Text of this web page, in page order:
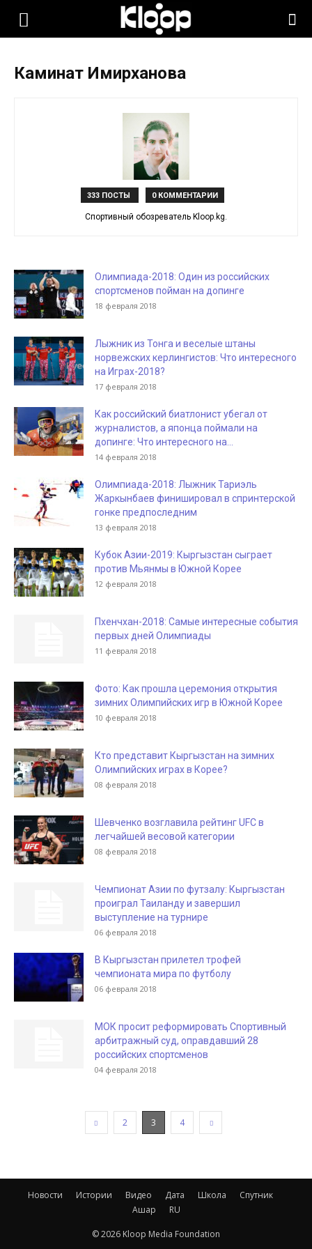
KLOOP.KG
Каминат Имирханова
333 ПОСТЫ 0 КОММЕНТАРИИ
Спортивный обозреватель Kloop.kg.
Олимпиада-2018: Один из российских
спортсменов пойман на допинге
18 февраля 2018
Лыжник из Тонга и веселые штаны
норвежских керлингистов: Что интересного
на Играх-2018?
17 февраля 2018
Как российский биатлонист убегал от
журналистов, а японца поймали на
допинге: Что интересного на...
14 февраля 2018
Олимпиада-2018: Лыжник Тариэль
Жаркынбаев финишировал в спринтерской
гонке предпоследним
13 февраля 2018
Кубок Азии-2019: Кыргызстан сыграет
против Мьянмы в Южной Корее
12 февраля 2018
Пхенчхан-2018: Самые интересные события
первых дней Олимпиады
11 февраля 2018
Фото: Как прошла церемония открытия
зимних Олимпийских игр в Южной Корее
10 февраля 2018
Кто представит Кыргызстан на зимних
Олимпийских играх в Корее?
08 февраля 2018
Шевченко возглавила рейтинг UFC в
легчайшей весовой категории
08 февраля 2018
Чемпионат Азии по футзалу: Кыргызстан
проиграл Таиланду и завершил
выступление на турнире
06 февраля 2018
В Кыргызстан прилетел трофей
чемпионата мира по футболу
06 февраля 2018
МОК просит реформировать Спортивный
арбитражный суд, оправдавший 28
российских спортсменов
04 февраля 2018
2 3 4
Новости Истории Видео Дата Школа
Спутник
Ашар
RU
© 2026 Kloop Media Foundation